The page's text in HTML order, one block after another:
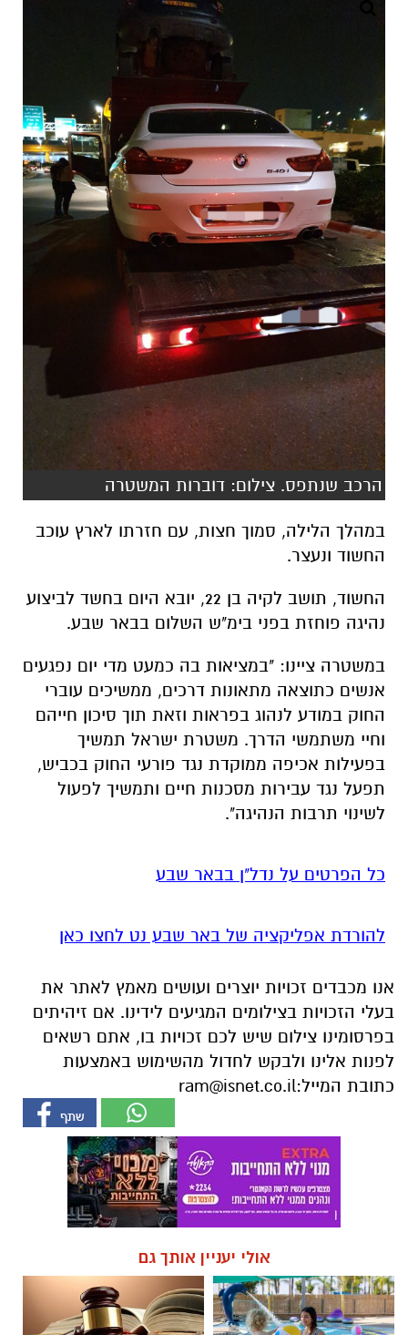
הרכב שנתפס. צילום: דוברות המשטרה
במהלך הלילה, סמוך חצות, עם חזרתו לארץ עוכב
החשוד ונעצר.
החשוד, תושב לקיה בן 22, יובא היום בחשד לביצוע
נהיגה פוחזת בפני בימ"ש השלום בבאר שבע.
במשטרה ציינו: "במציאות בה כמעט מדי יום נפגעים
אנשים כתוצאה מתאונות דרכים, ממשיכים עוברי
החוק במודע לנהוג בפראות וזאת תוך סיכון חייהם
וחיי משתמשי הדרך. משטרת ישראל תמשיך
בפעילות אכיפה ממוקדת נגד פורעי החוק בכביש,
תפעל נגד עבירות מסכנות חיים ותמשיך לפעול
לשינוי תרבות הנהיגה".
כל הפרטים על נדל"ן בבאר שבע
להורדת אפליקציה של באר שבע נט לחצו כאן
אנו מכבדים זכויות יוצרים ועושים מאמץ לאתר את
בעלי הזכויות בצילומים המגיעים לידינו. אם זיהיתים
בפרסומינו צילום שיש לכם זכויות בו, אתם רשאים
לפנות אלינו ולבקש לחדול מהשימוש באמצעות
כתובת המייל:ram@isnet.co.il
אולי יעניין אותך גם